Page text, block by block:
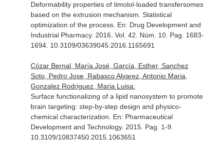
Deformability properties of timolol-loaded transfersomes
based on the extrusion mechanism. Statistical
optimization of the process. En: Drug Development and
Industrial Pharmacy. 2016. Vol. 42. Núm. 10. Pag. 1683-
1694. 10.3109/03639045.2016.1165691
Cózar Bernal, María José, García, Esther, Sanchez
Soto, Pedro Jose, Rabasco Alvarez, Antonio Maria,
Gonzalez Rodriguez, Maria Luisa:
Surface functionalizing of a lipid nanosystem to promote
brain targeting: step-by-step design and physico-
chemical characterization. En: Pharmaceutical
Development and Technology. 2015. Pag. 1-9.
10.3109/10837450.2015.1063651